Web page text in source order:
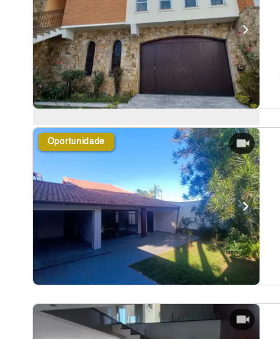
Oportunidade